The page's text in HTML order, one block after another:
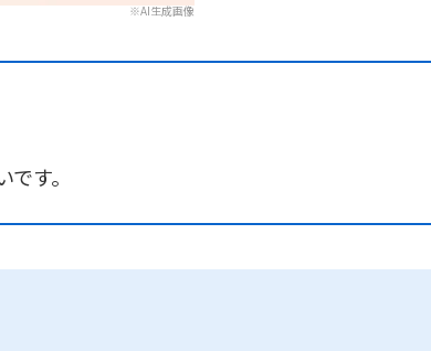
※AI生成画像
す。